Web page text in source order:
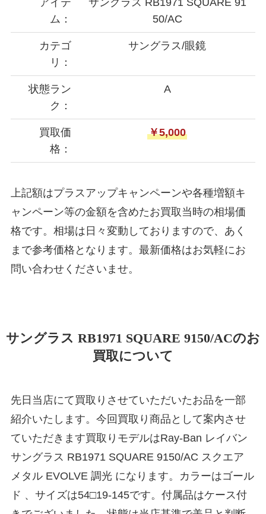
ム：
50/AC
カテゴ
リ：
サングラス/眼鏡
状態ラン
ク：
A
買取価
格：
￥5,000
上記額はプラスアップキャンペーンや各種増額キ
ャンペーン等の金額を含めたお買取当時の相場価
格です。相場は日々変動しておりますので、あく
まで参考価格となります。最新価格はお気軽にお
問い合わせくださいませ。
サングラス RB1971 SQUARE 9150/ACのお
買取について
先日当店にて買取りさせていただいたお品を一部
紹介いたします。今回買取り商品として案内させ
ていただきます買取りモデルはRay-Ban レイバン
サングラス RB1971 SQUARE 9150/AC スクエア
メタル EVOLVE 調光 になります。カラーはゴール
ド 、サイズは54□19-145です。付属品はケース付